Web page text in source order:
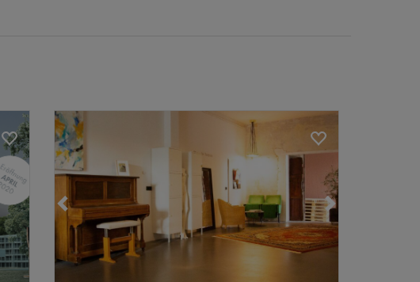
Loading... Loading...